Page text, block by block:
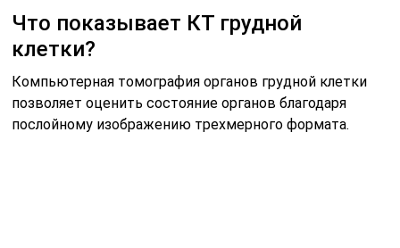
Что показывает КТ грудной
клетки?
Компьютерная томография органов грудной клетки
позволяет оценить состояние органов благодаря
послойному изображению трехмерного формата.